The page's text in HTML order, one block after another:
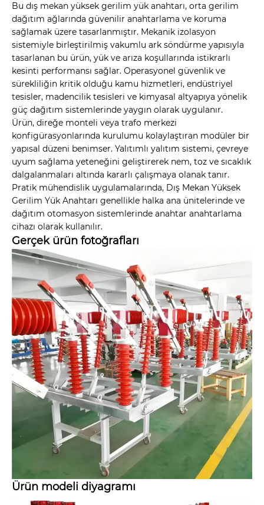
Bu dış mekan yüksek gerilim yük anahtarı, orta gerilim
dağıtım ağlarında güvenilir anahtarlama ve koruma
sağlamak üzere tasarlanmıştır. Mekanik izolasyon
sistemiyle birleştirilmiş vakumlu ark söndürme yapısıyla
tasarlanan bu ürün, yük ve arıza koşullarında istikrarlı
kesinti performansı sağlar. Operasyonel güvenlik ve
sürekliliğin kritik olduğu kamu hizmetleri, endüstriyel
tesisler, madencilik tesisleri ve kimyasal altyapıya yönelik
güç dağıtım sistemlerinde yaygın olarak uygulanır.
Ürün, direğe monteli veya trafo merkezi
konfigürasyonlarında kurulumu kolaylaştıran modüler bir
yapısal düzeni benimser. Yalıtımlı yalıtım sistemi, çevreye
uyum sağlama yeteneğini geliştirerek nem, toz ve sıcaklık
dalgalanmaları altında kararlı çalışmaya olanak tanır.
Pratik mühendislik uygulamalarında, Dış Mekan Yüksek
Gerilim Yük Anahtarı genellikle halka ana ünitelerinde ve
dağıtım otomasyon sistemlerinde anahtar anahtarlama
cihazı olarak kullanılır.
Gerçek ürün fotoğrafları
Ürün modeli diyagramı